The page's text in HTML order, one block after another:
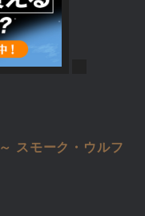
スモーク・ウルフ